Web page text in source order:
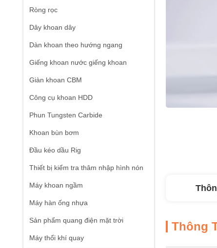
Ròng rọc
Dây khoan dây
Dàn khoan theo hướng ngang
Giếng khoan nước giếng khoan
Giàn khoan CBM
Công cụ khoan HDD
Phun Tungsten Carbide
Khoan bùn bơm
Đầu kéo dầu Rig
Thiết bị kiểm tra thâm nhập hình nón
Máy khoan ngầm
Máy hàn ống nhựa
Sản phẩm quang điện mặt trời
Máy thổi khí quay
Thông